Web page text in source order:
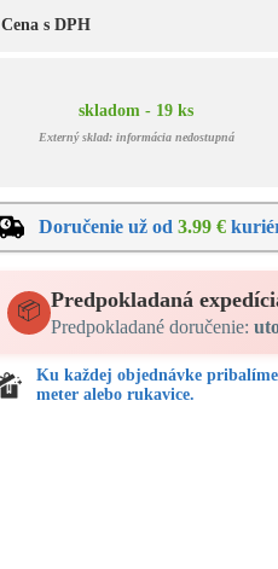
Cena s DPH
skladom - 19 ks
Externý sklad: informácia nedostupná
Doručenie už od3.99 €
📦 Predpokladaná
Predpokladané doručenie:
Ku každej objednávke
meter alebo rukavice.